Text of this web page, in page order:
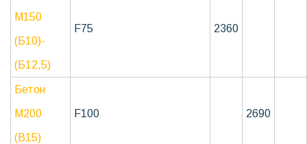
М150
(Б10)-
(Б12,5)
F75 2360
Бетон
М200
(B15)
F100 2690